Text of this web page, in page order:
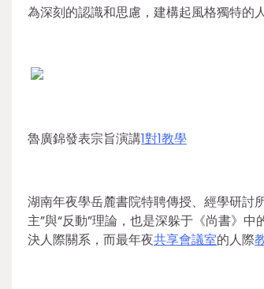
為深刻的認識和思慮，建構起風格獨特的
魯廣錦發表宗旨演講1對1教學
湖南年夜學岳麓書院特聘傳授、經學研討
主”與“反動”理論，也是深躲于《尚書》
決人際關系，而最年夜共享會議室的人際